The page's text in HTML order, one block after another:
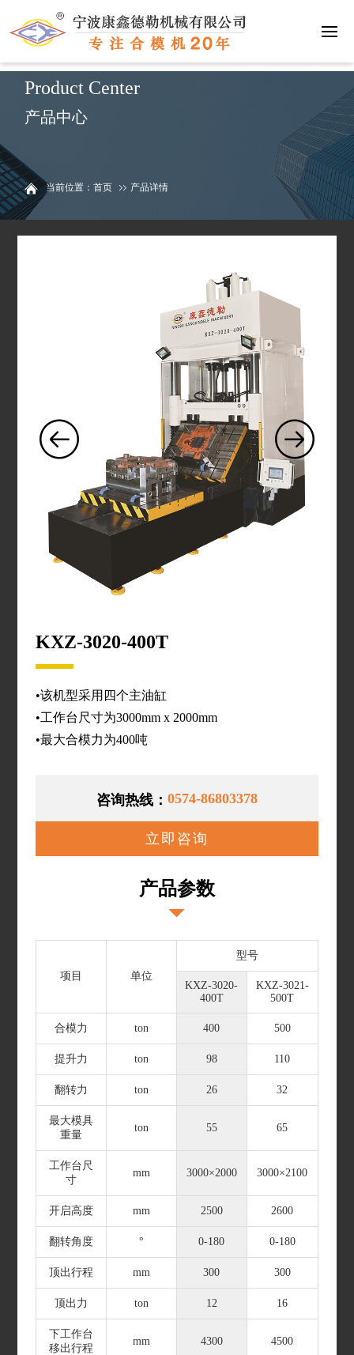
联系我们
15058811093
Product Center
产品中心
当前位置：首页 产品详情
KXZ-3020-400T
•该机型采用四个主油缸
•工作台尺寸为3000mm x 2000mm
•最大合模力为400吨
咨询热线： 0574-86803378
立即咨询
产品参数
项目 单位
型号
KXZ-3020-
400T
KXZ-3021-
500T
合模力 ton 400 500
提升力 ton 98 110
翻转力 ton 26 32
最大模具
重量
ton 55 65
工作台尺
寸
mm 3000×2000 3000×2100
开启高度 mm 2500 2600
翻转角度 ° 0-180 0-180
顶出行程 mm 300 300
顶出力 ton 12 16
下工作台
移出行程
mm 4300 4500